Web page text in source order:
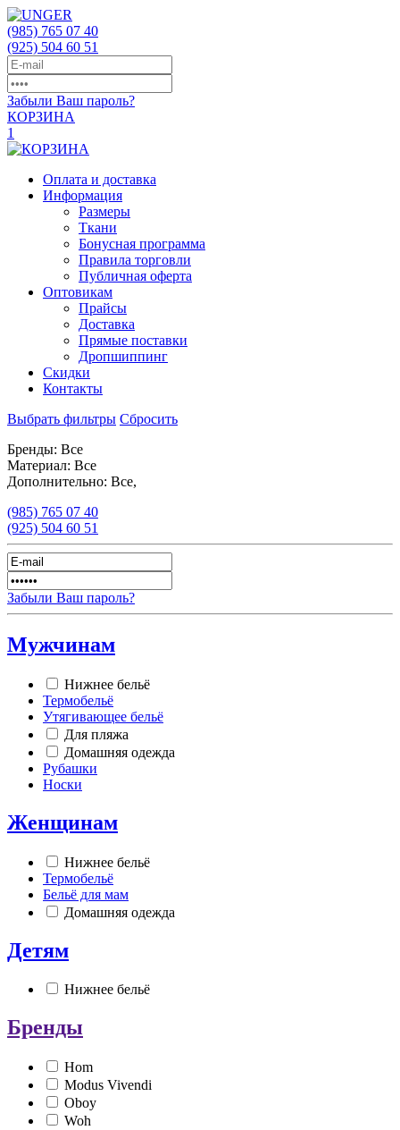
(985) 765 07 40
(925) 504 60 51
Забыли Ваш пароль?
КОРЗИНА
1
Оплата и доставка
Информация
Размеры
Ткани
Бонусная программа
Правила торговли
Публичная оферта
Оптовикам
Прайсы
Доставка
Прямые поставки
Дропшиппинг
Скидки
Контакты
Выбрать фильтры Сбросить
Бренды: Все
Материал: Все
Дополнительно: Все,
(985) 765 07 40
(925) 504 60 51
Забыли Ваш пароль?
Мужчинам
Нижнее бельё
Термобельё
Утягивающее бельё
Для пляжа
Домашняя одежда
Рубашки
Носки
Женщинам
Нижнее бельё
Термобельё
Бельё для мам
Домашняя одежда
Детям
Нижнее бельё
Бренды
Hom
Modus Vivendi
Oboy
Woh